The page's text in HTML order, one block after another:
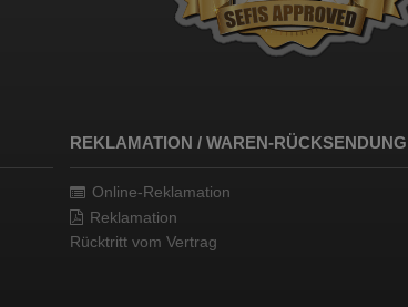
REKLAMATION / WAREN-RÜCKSENDUNG
Online-Reklamation
Reklamation
Rücktritt vom Vertrag